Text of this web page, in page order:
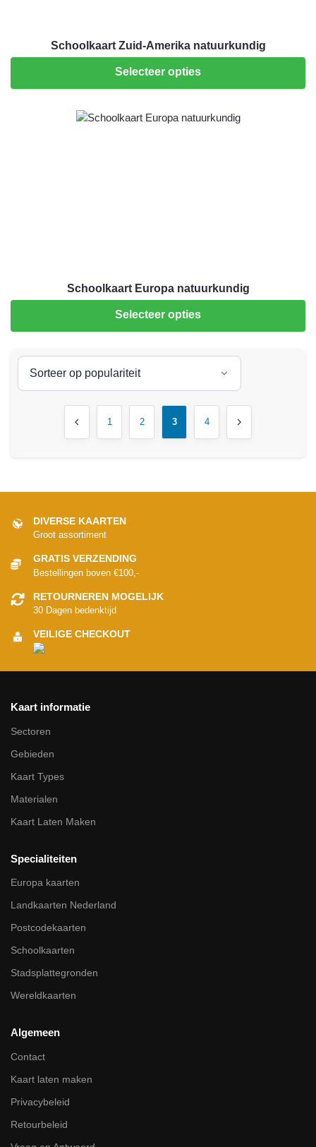
Schoolkaart Zuid-Amerika natuurkundig
Selecteer opties
Schoolkaart Europa natuurkundig
Selecteer opties
1 2 3 4
DIVERSE KAARTEN
Groot assortiment
GRATIS VERZENDING
Bestellingen boven €100,-
RETOURNEREN MOGELIJK
30 Dagen bedenktijd
VEILIGE CHECKOUT
Kaart informatie
Sectoren
Gebieden
Kaart Types
Materialen
Kaart Laten Maken
Specialiteiten
Europa kaarten
Landkaarten Nederland
Postcodekaarten
Schoolkaarten
Stadsplattegronden
Wereldkaarten
Algemeen
Contact
Kaart laten maken
Privacybeleid
Retourbeleid